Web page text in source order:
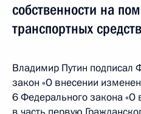
собственности на
транспортных средств
Владимир Путин подписал
закон «О внесении
6 Федерального закона «О